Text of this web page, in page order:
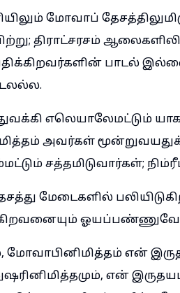
மோவாப்
திராட்சரசம்
பாடல்
எலெயாலேமட்டும்
அவர்கள்
சத்தமிடுவார்கள்;
மேடைகளில்
என்
என்